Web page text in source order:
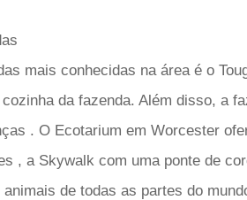
mais conhecidas na área é o
da fazenda. Além disso, a
. O Ecotarium em Worcester
, a Skywalk com uma ponte de
de todas as partes do